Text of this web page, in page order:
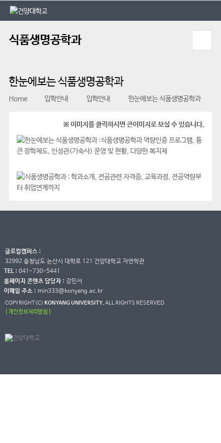
본문 바로가기
대메뉴 바로가기
식품생명공학과
한눈에보는 식품생명공학과
Home 입학안내 입학안내 한눈에보는 식품생명공학과
※ 이미지를 클릭하시면 큰이미지로 보실 수 있습니다.
글로컬캠퍼스 :
32992 충청남도 논산시 대학로 121 건양대학교 자연학관
TEL : 041-730-5441
홈페이지 콘텐츠 담당자 : 강민서
이메일 주소 : min333@konyang.ac.kr
COPYRIGHT(C) KONYANG UNIVERSITY.ALL RIGHTS RESERVED.
[ 개인정보처리방침 ]